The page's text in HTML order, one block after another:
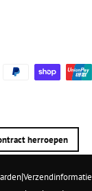
herroepen
|Verzendinformatie